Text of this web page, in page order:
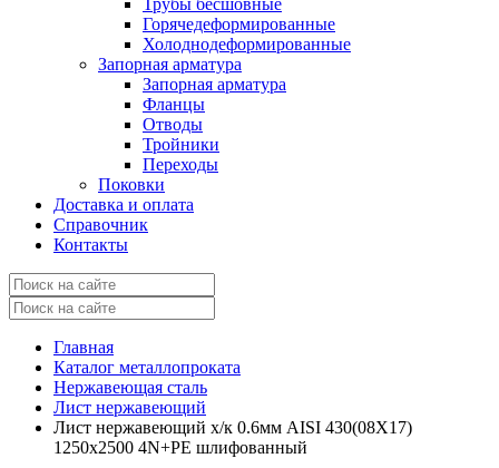
Горячедеформированные
Холоднодеформированные
Запорная арматура
Запорная арматура
Фланцы
Отводы
Тройники
Переходы
Поковки
Доставка и оплата
Справочник
Контакты
Главная
Каталог металлопроката
Нержавеющая сталь
Лист нержавеющий
Лист нержавеющий х/к 0.6мм AISI 430(08X17)
1250х2500 4N+PE шлифованный